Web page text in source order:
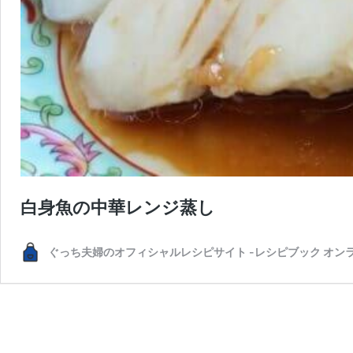
白身魚の中華レンジ蒸し
ぐっち夫婦のオフィシャルレシピサイト -レシピブック オン